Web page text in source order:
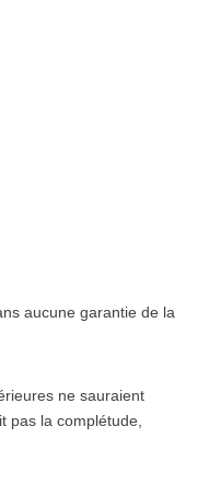
aucune garantie de la
ne sauraient
pas la complétude,